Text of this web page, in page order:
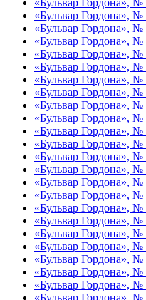
«Бульвар Гордона», №
«Бульвар Гордона», №
«Бульвар Гордона», №
«Бульвар Гордона», №
«Бульвар Гордона», №
«Бульвар Гордона», №
«Бульвар Гордона», №
«Бульвар Гордона», №
«Бульвар Гордона», №
«Бульвар Гордона», №
«Бульвар Гордона», №
«Бульвар Гордона», №
«Бульвар Гордона», №
«Бульвар Гордона»,
«Бульвар Гордона»,
«Бульвар Гордона»,
«Бульвар Гордона»,
«Бульвар Гордона»,
«Бульвар Гордона»,
«Бульвар Гордона»,
«Бульвар Гордона»,
«Бульвар Гордона»,
«Бульвар Гордона»,